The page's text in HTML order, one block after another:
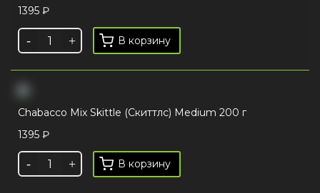
1395 ₽
В корзину
Chabacco Mix Skittle (Скиттлс) Medium 200 г
1395 ₽
В корзину